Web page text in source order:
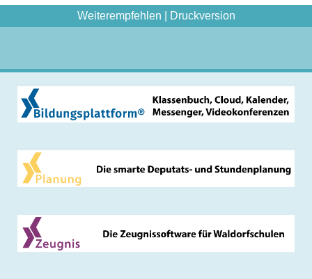
Weiterempfehlen Druckversion